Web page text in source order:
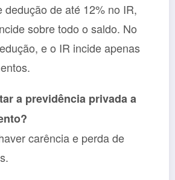
dedução de até 12% no IR,
sobre todo o saldo. No
e o IR incide apenas
a previdência privada a
carência e perda de